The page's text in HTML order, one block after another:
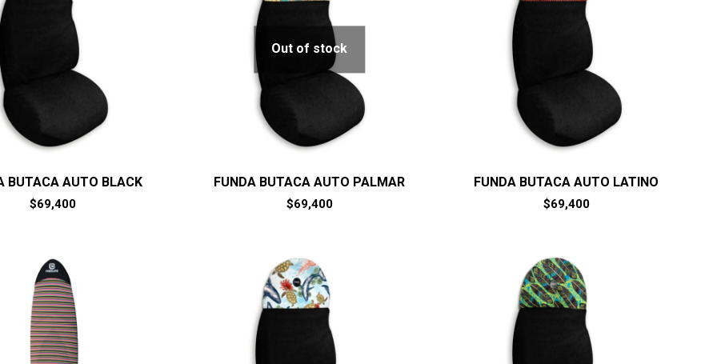
BUTACA AUTO BLACK
$69,400
Out of stock
FUNDA BUTACA AUTO PALMAR
$69,400
FUNDA BUTACA AUTO LATINO
$69,400